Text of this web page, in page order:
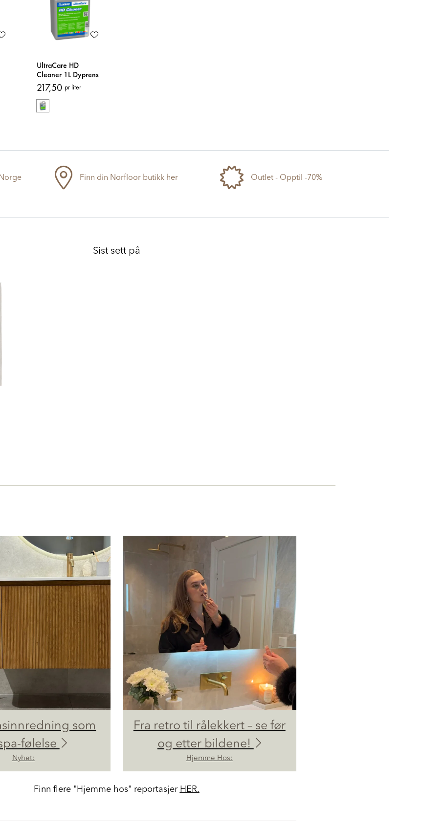
UltraCare HD
Cleaner 1L Dyprens
217,50 pr liter
Finn din Norfloor butikk her Outlet - Opptil -70%
Sist sett på
som
følelse
Nyhet:
Fra retro til rålekkert – se før
og etter bildene!
Hjemme Hos:
Finn flere "Hjemme hos" reportasjer HER.